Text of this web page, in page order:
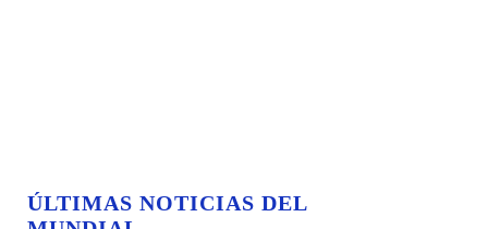
ÚLTIMAS NOTICIAS DEL